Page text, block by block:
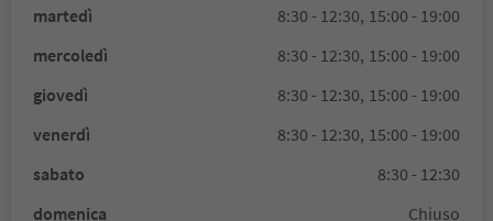
martedì
8:30 - 12:30, 15:00 - 19:00
mercoledì
8:30 - 12:30, 15:00 - 19:00
giovedì
8:30 - 12:30, 15:00 - 19:00
venerdì
8:30 - 12:30, 15:00 - 19:00
sabato
8:30 - 12:30
domenica
Chiuso